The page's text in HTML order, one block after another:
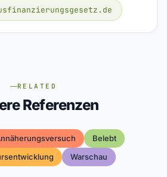
RELATED
Referenzen
Belebt
Warschau